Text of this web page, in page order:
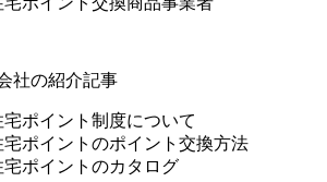
社の紹介記事
宅ポイント制度について
宅ポイントのポイント交換方法
宅ポイントのカタログ